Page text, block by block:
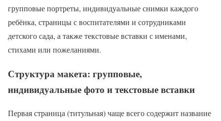
групповые портреты, индивидуальные снимки каждого
ребёнка, страницы с воспитателями и сотрудниками
детского сада, а также текстовые вставки с именами,
стихами или пожеланиями.
Структура макета: групповые,
индивидуальные фото и текстовые вставки
Первая страница (титульная) чаще всего содержит название